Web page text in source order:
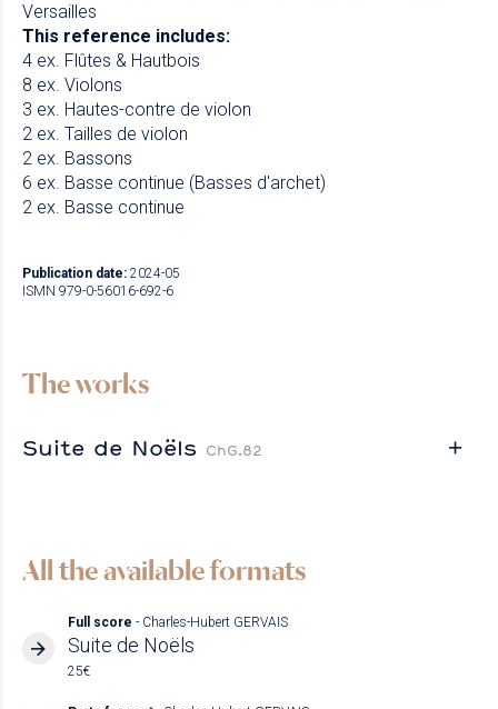
Versailles
This reference includes:
4 ex. Flûtes & Hautbois
8 ex. Violons
3 ex. Hautes-contre de violon
2 ex. Tailles de violon
2 ex. Bassons
6 ex. Basse continue (Basses d'archet)
2 ex. Basse continue
Publication date: 2024-05
ISMN 979-0-56016-692-6
The works
Suite de Noëls ChG.82
All the available formats
Full score - Charles-Hubert GERVAIS
Suite de Noëls
25€